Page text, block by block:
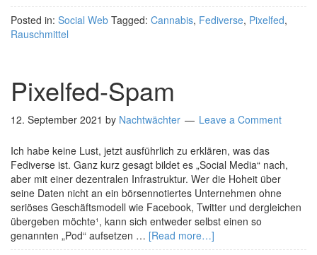
Posted in: Social Web Tagged: Cannabis, Fediverse, Pixelfed,
Rauschmittel
Pixelfed-Spam
12. September 2021 by Nachtwächter Leave a Comment
Ich habe keine Lust, jetzt ausführlich zu erklären, was das
Fediverse ist. Ganz kurz gesagt bildet es „Social Media“ nach,
aber mit einer dezentralen Infrastruktur. Wer die Hoheit über
seine Daten nicht an ein börsennotiertes Unternehmen ohne
seriöses Geschäftsmodell wie Facebook, Twitter und dergleichen
übergeben möchte¹, kann sich entweder selbst einen so
genannten „Pod“ aufsetzen … [Read more…]